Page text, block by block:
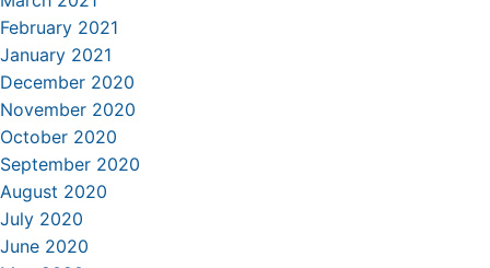
February 2021
January 2021
December 2020
November 2020
October 2020
September 2020
August 2020
July 2020
June 2020